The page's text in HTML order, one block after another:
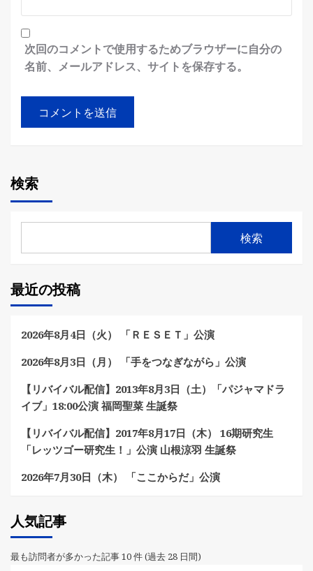
次回のコメントで使用するためブラウザーに自分の
名前、メールアドレス、サイトを保存する。
検索
検索
最近の投稿
2026年8月4日（火） 「ＲＥＳＥＴ」公演
2026年8月3日（月） 「手をつなぎながら」公演
【リバイバル配信】2013年8月3日（土）「パジャマドラ
イブ」18:00公演 福岡聖菜 生誕祭
【リバイバル配信】2017年8月17日（木） 16期研究生
「レッツゴー研究生！」公演 山根涼羽 生誕祭
2026年7月30日（木） 「ここからだ」公演
人気記事
最も訪問者が多かった記事 10 件 (過去 28 日間)